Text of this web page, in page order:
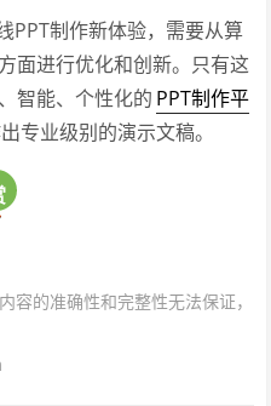
PPT制作新体验，需要从算
面进行优化和创新。只有这
智能、个性化的 PPT制作平
专业级别的演示文稿。
容的准确性和完整性无法保证，